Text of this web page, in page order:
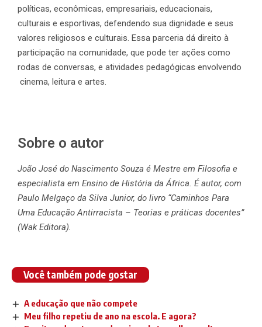
políticas, econômicas, empresariais, educacionais,
culturais e esportivas, defendendo sua dignidade e seus
valores religiosos e culturais. Essa parceria dá direito à
participação na comunidade, que pode ter ações como
rodas de conversas, e atividades pedagógicas envolvendo
cinema, leitura e artes.
Sobre o autor
João José do Nascimento Souza é Mestre em Filosofia e
especialista em Ensino de História da África. É autor, com
Paulo Melgaço da Silva Junior, do livro “Caminhos Para
Uma Educação Antirracista – Teorias e práticas docentes”
(Wak Editora).
Você também pode gostar
A educação que não compete
Meu filho repetiu de ano na escola. E agora?